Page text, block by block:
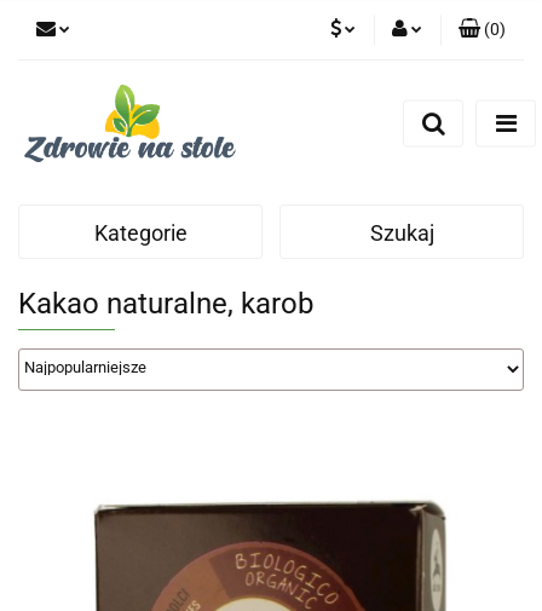
(0)
Kategorie Szukaj
Kakao naturalne, karob